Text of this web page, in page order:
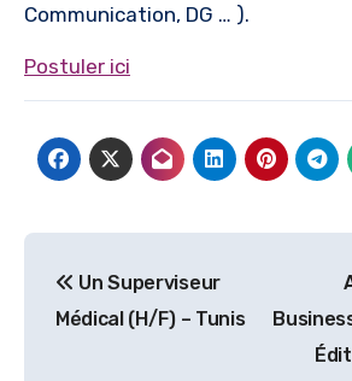
Communication, DG … ).
Postuler ici
de
Un Superviseur
Médical (H/F) – Tunis